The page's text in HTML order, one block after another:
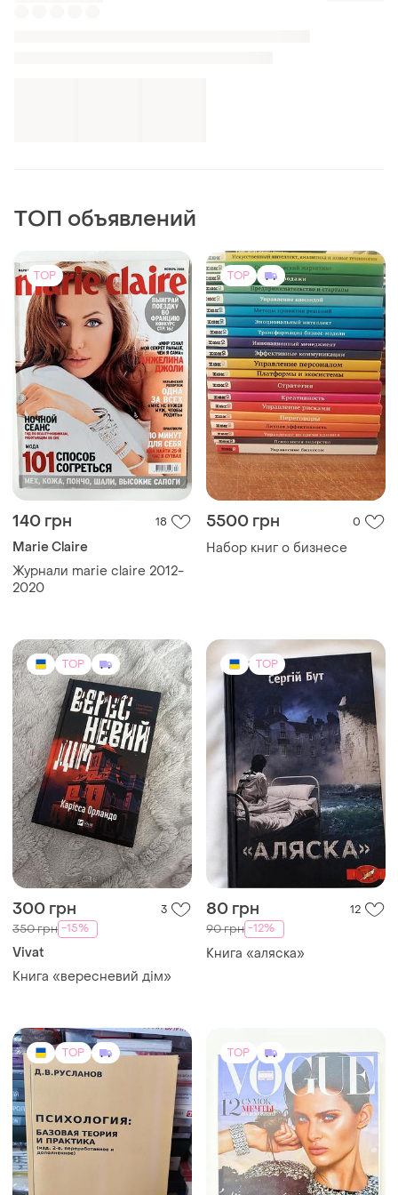
300 грн 3
350 грн -15%
Vivat
Книга «вересневий дім»
80 грн 12
90 грн -12%
Книга «аляска»
TOP
499 грн 12
Психология базовая теория
и практика
TOP
350 грн
359 грн -3%
Журнали vogue
TOP
350 грн
Vivat
Книга «гіпотеза кохання»
алі гейзелвуд
TOP
999 грн 0
Страйкбольный вальтер